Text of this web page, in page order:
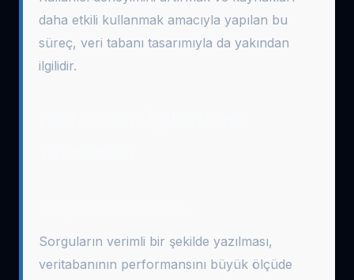
daha etkili kullanmak amacıyla yapılan bu
süreç, veri tabanı tasarımıyla da yakından
ilgilidir.
Sorguların verimli bir şekilde yazılması,
veritabanının performansını büyük ölçüde